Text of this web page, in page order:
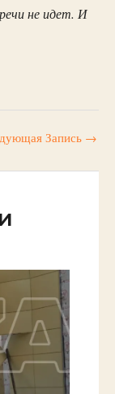
не идет. И
Запись →